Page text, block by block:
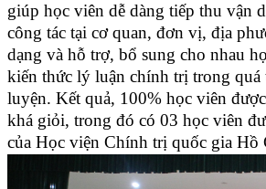
giúp học viên dễ dàng tiếp thu vận
công tác tại cơ quan, đơn vị, địa
dạng và hỗ trợ, bổ sung cho nhau
kiến thức lý luận chính trị trong quá
luyện. Kết quả, 100% học viên
khá giỏi, trong đó có 03 học viên
của Học viện Chính trị quốc gia